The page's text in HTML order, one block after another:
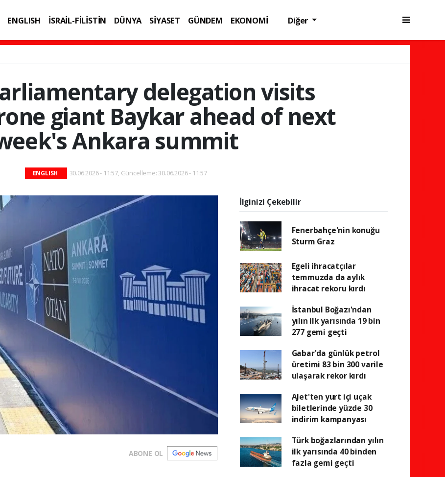
ENGLISH İSRAİL-FİLİSTİN DÜNYA SİYASET GÜNDEM
EKONOMİ
Diğer
delegation visits
giant Baykar ahead of next
Ankara summit
ENGLISH 30.06.2026 - 11:57, Güncelleme: 30.06.2026 - 11:57
ABONE OL
İlginizi Çekebilir
Fenerbahçe'nin konuğu
Sturm Graz
Egeli ihracatçılar
temmuzda da aylık
ihracat rekoru kırdı
İstanbul Boğazı'ndan
yılın ilk yarısında 19 bin
277 gemi geçti
Gabar'da günlük petrol
üretimi 83 bin 300 varile
ulaşarak rekor kırdı
AJet'ten yurt içi uçak
biletlerinde yüzde 30
indirim kampanyası
Türk boğazlarından yılın
ilk yarısında 40 binden
fazla gemi geçti